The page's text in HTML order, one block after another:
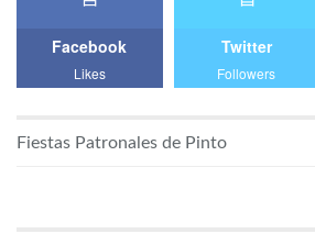
Facebook
Likes
Twitter
Followers
Fiestas Patronales de Pinto